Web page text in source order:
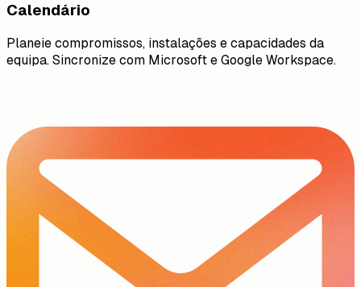
Calendário
Planeie compromissos, instalações e capacidades da
equipa. Sincronize com Microsoft e Google Workspace.